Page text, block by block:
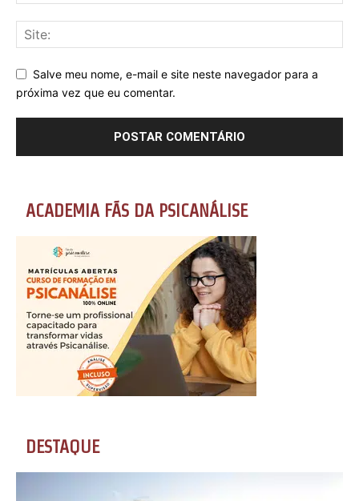
Salve meu nome, e-mail e site neste navegador para a
próxima vez que eu comentar.
ACADEMIA FÃS DA PSICANÁLISE
DESTAQUE